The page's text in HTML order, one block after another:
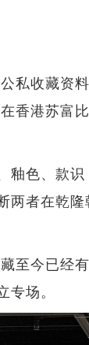
私收藏资
香港苏富
釉色、款
两者在乾
至今已经
场。